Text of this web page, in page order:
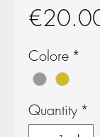
Colore *
Quantity *